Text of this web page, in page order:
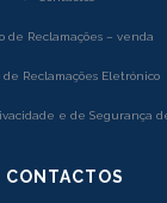
de Reclamações – venda
de Reclamações Eletrónico
e de Segurança
CONTACTOS